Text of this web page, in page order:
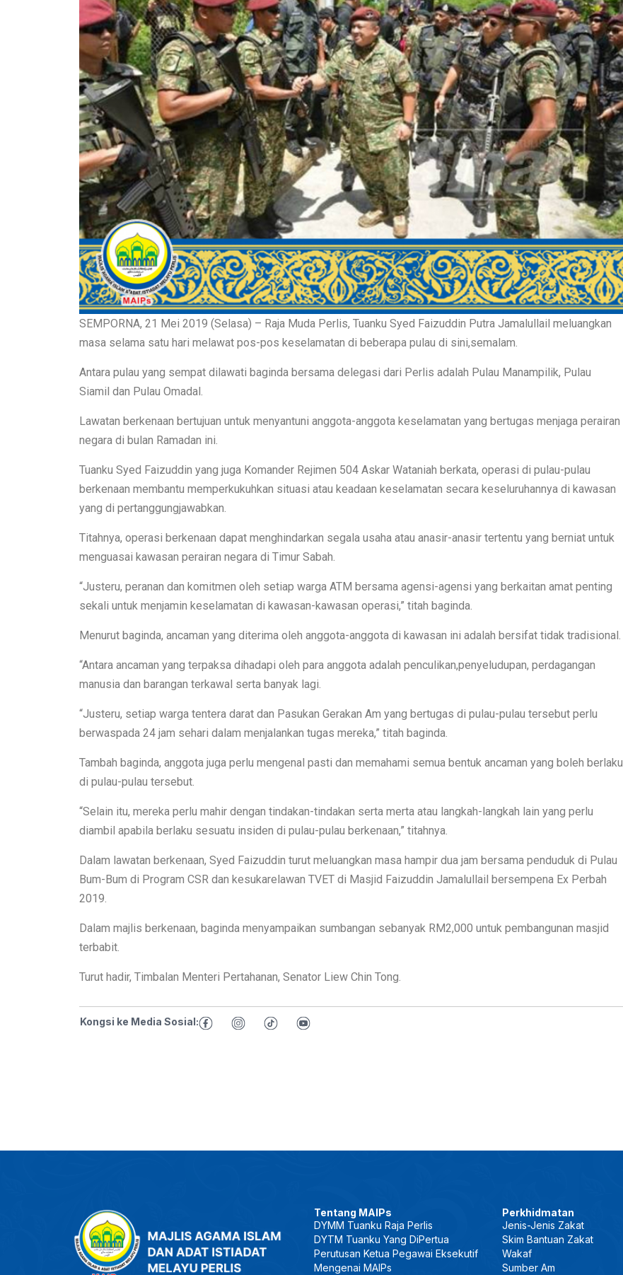
SEMPORNA, 21 Mei 2019 (Selasa) – Raja Muda Perlis, Tuanku Syed Faizuddin Putra Jamalullail meluangkan
masa selama satu hari melawat pos-pos keselamatan di beberapa pulau di sini,semalam.
Antara pulau yang sempat dilawati baginda bersama delegasi dari Perlis adalah Pulau Manampilik, Pulau
Siamil dan Pulau Omadal.
Lawatan berkenaan bertujuan untuk menyantuni anggota-anggota keselamatan yang bertugas menjaga perairan
negara di bulan Ramadan ini.
Tuanku Syed Faizuddin yang juga Komander Rejimen 504 Askar Wataniah berkata, operasi di pulau-pulau
berkenaan membantu memperkukuhkan situasi atau keadaan keselamatan secara keseluruhannya di kawasan
yang di pertanggungjawabkan.
Titahnya, operasi berkenaan dapat menghindarkan segala usaha atau anasir-anasir tertentu yang berniat untuk
menguasai kawasan perairan negara di Timur Sabah.
“Justeru, peranan dan komitmen oleh setiap warga ATM bersama agensi-agensi yang berkaitan amat penting
sekali untuk menjamin keselamatan di kawasan-kawasan operasi,” titah baginda.
Menurut baginda, ancaman yang diterima oleh anggota-anggota di kawasan ini adalah bersifat tidak tradisional.
“Antara ancaman yang terpaksa dihadapi oleh para anggota adalah penculikan,penyeludupan, perdagangan
manusia dan barangan terkawal serta banyak lagi.
“Justeru, setiap warga tentera darat dan Pasukan Gerakan Am yang bertugas di pulau-pulau tersebut perlu
berwaspada 24 jam sehari dalam menjalankan tugas mereka,” titah baginda.
Tambah baginda, anggota juga perlu mengenal pasti dan memahami semua bentuk ancaman yang boleh berlaku
di pulau-pulau tersebut.
“Selain itu, mereka perlu mahir dengan tindakan-tindakan serta merta atau langkah-langkah lain yang perlu
diambil apabila berlaku sesuatu insiden di pulau-pulau berkenaan,” titahnya.
Dalam lawatan berkenaan, Syed Faizuddin turut meluangkan masa hampir dua jam bersama penduduk di Pulau
Bum-Bum di Program CSR dan kesukarelawan TVET di Masjid Faizuddin Jamalullail bersempena Ex Perbah
2019.
Dalam majlis berkenaan, baginda menyampaikan sumbangan sebanyak RM2,000 untuk pembangunan masjid
terbabit.
Turut hadir, Timbalan Menteri Pertahanan, Senator Liew Chin Tong.
Kongsi ke Media Sosial:
Tentang MAIPs
DYMM Tuanku Raja Perlis
DYTM Tuanku Yang DiPertua
Perutusan Ketua Pegawai Eksekutif
Mengenai MAIPs
Perkhidmatan
Jenis-Jenis Zakat
Skim Bantuan Zakat
Wakaf
Sumber Am